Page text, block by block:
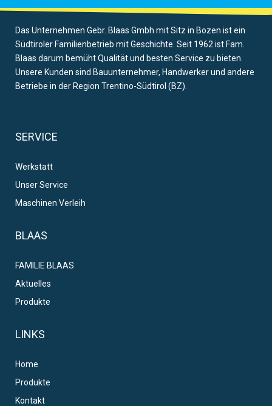
Das Unternehmen Gebr. Blaas Gmbh mit Sitz in Bozen ist ein
Südtiroler Familienbetrieb mit Geschichte. Seit 1962 ist Fam.
Blaas darum bemüht Qualität und besten Service zu bieten.
Unsere Kunden sind Bauunternehmer, Handwerker und andere
Betriebe in der Region Trentino-Südtirol (BZ).
SERVICE
Werkstatt
Unser Service
Maschinen Verleih
BLAAS
FAMILIE BLAAS
Aktuelles
Produkte
LINKS
Home
Produkte
Kontakt